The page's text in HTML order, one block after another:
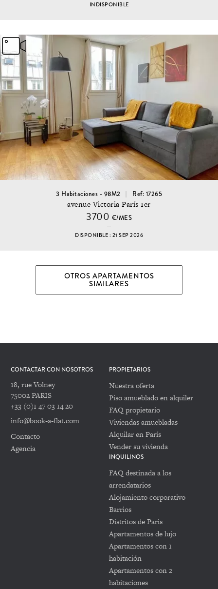
INDISPONIBLE
3 Habitaciones - 98M2 Ref: 17265
avenue Victoria París 1er
3700 €/MES
DISPONIBLE : 21 SEP 2026
OTROS APARTAMENTOS
SIMILARES
CONTACTAR CON NOSOTROS
18, rue Volney
75002 PARIS
+33 (0)1 47 03 14 20
info@book-a-flat.com
Contacto
Agencia
PROPIETARIOS
Nuestra oferta
Piso amueblado en alquiler
FAQ propietario
Viviendas amuebladas
Alquilar en París
Vender su vivienda
INQUILINOS
FAQ destinada a los
arrendatarios
Alojamiento corporativo
Barrios
Distritos de Paris
Apartamentos de lujo
Apartamentos con 1
habitación
Apartamentos con 2
habitaciones